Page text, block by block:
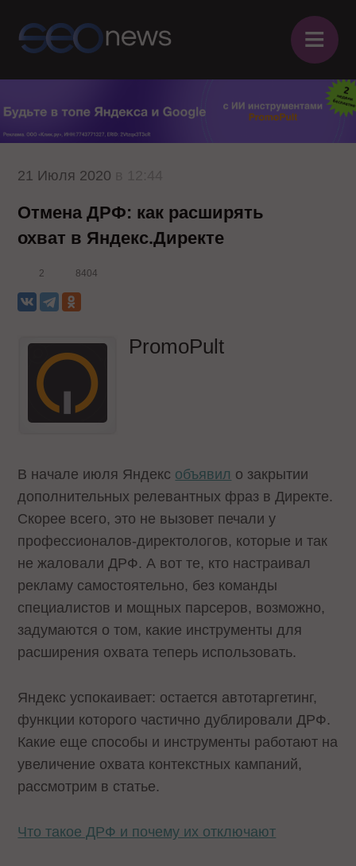
≡
21 Июля 2020
Отмена ДРФ: как расширять
охват в Яндекс.Директе
2 8404
PromoPult
В начале июля Яндекс объявил о закрытии
дополнительных релевантных фраз в Директе.
Скорее всего, это не вызовет печали у
профессионалов-директологов, которые и так
не жаловали ДРФ. А вот те, кто настраивал
рекламу самостоятельно, без команды
специалистов и мощных парсеров, возможно,
задумаются о том, какие инструменты для
расширения охвата теперь использовать.
Яндекс успокаивает: остается автотаргетинг,
функции которого частично дублировали ДРФ.
Какие еще способы и инструменты работают на
увеличение охвата контекстных кампаний,
рассмотрим в статье.
Что такое ДРФ и почему их отключают